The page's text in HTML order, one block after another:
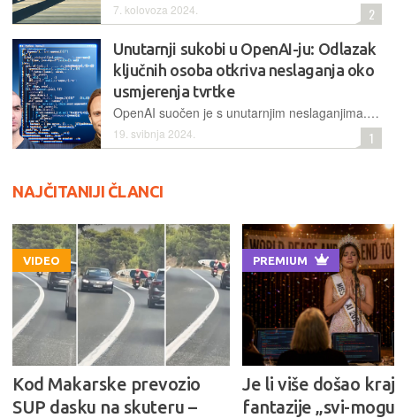
7. kolovoza 2024. 2
Unutarnji sukobi u OpenAI-ju: Odlazak
ključnih osoba otkriva neslaganja oko
usmjerenja tvrtke
OpenAI suočen je s unutarnjim neslaganjima. Nakon odlaska suosnivača, otišao je i vođe tima za sigurnost "superinteligentne" AI, što je potaknulo glasine o neslaganju oko prioriteta i bojaznost da se sigurnosti neće posvećivati dovoljna pažnja
19. svibnja 2024. 1
NAJČITANIJI ČLANCI
VIDEO
Kod Makarske prevozio
SUP dasku na skuteru –
PREMIUM
Je li više došao kraj
fantazije „svi-